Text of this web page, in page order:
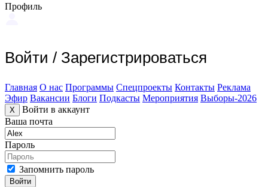
Профиль
Войти / Зарегистрироваться
Главная О нас Программы Спецпроекты Контакты Реклама
Эфир Вакансии Блоги Подкасты Мероприятия Выборы-2026
X
Войти в аккаунт
Ваша почта
Пароль
Запомнить пароль
Войти